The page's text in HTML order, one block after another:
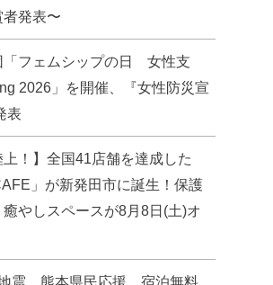
発表〜
「フェムシップの日 女性支
2026」を開催、『女性防災宣
表
上！】全国41店舗を達成した
」が新発田市に誕生！保護
やしスペースが8月8日(土)オ
震 熊本県民応援 宿泊無料